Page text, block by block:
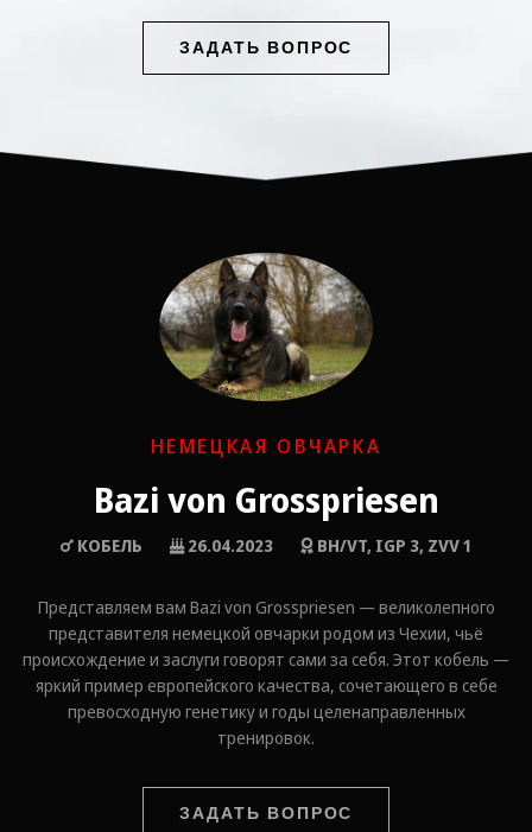
ЗАДАТЬ ВОПРОС
НЕМЕЦКАЯ ОВЧАРКА
Bazi von Grosspriesen
КОБЕЛЬ 26.04.2023 BH/VT, IGP 3, ZVV 1
Представляем вам Bazi von Grosspriesen — великолепного
представителя немецкой овчарки родом из Чехии, чьё
происхождение и заслуги говорят сами за себя. Этот кобель —
яркий пример европейского качества, сочетающего в себе
превосходную генетику и годы целенаправленных
тренировок.
ЗАДАТЬ ВОПРОС